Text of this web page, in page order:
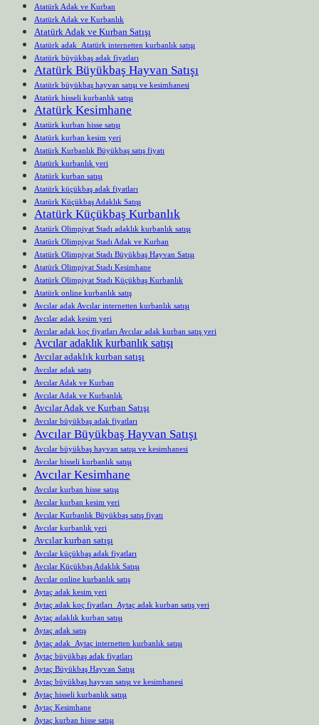
Atatürk Adak ve Kurban
Atatürk Adak ve Kurbanlık
Atatürk Adak ve Kurban Satışı
Atatürk adak Atatürk internetten kurbanlık satışı
Atatürk büyükbaş adak fiyatları
Atatürk Büyükbaş Hayvan Satışı
Atatürk büyükbaş hayvan satışı ve kesimhanesi
Atatürk hisseli kurbanlık satışı
Atatürk Kesimhane
Atatürk kurban hisse satışı
Atatürk kurban kesim yeri
Atatürk Kurbanlık Büyükbaş satış fiyatı
Atatürk kurbanlık yeri
Atatürk kurban satışı
Atatürk küçükbaş adak fiyatları
Atatürk Küçükbaş Adaklık Satışı
Atatürk Küçükbaş Kurbanlık
Atatürk Olimpiyat Stadı adaklık kurbanlık satışı
Atatürk Olimpiyat Stadı Adak ve Kurban
Atatürk Olimpiyat Stadı Büyükbaş Hayvan Satışı
Atatürk Olimpiyat Stadı Kesimhane
Atatürk Olimpiyat Stadı Küçükbaş Kurbanlık
Atatürk online kurbanlık satış
Avcılar adak Avcılar internetten kurbanlık satışı
Avcılar adak kesim yeri
Avcılar adak koç fiyatları Avcılar adak kurban satış yeri
Avcılar adaklık kurbanlık satışı
Avcılar adaklık kurban satışı
Avcılar adak satış
Avcılar Adak ve Kurban
Avcılar Adak ve Kurbanlık
Avcılar Adak ve Kurban Satışı
Avcılar büyükbaş adak fiyatları
Avcılar Büyükbaş Hayvan Satışı
Avcılar büyükbaş hayvan satışı ve kesimhanesi
Avcılar hisseli kurbanlık satışı
Avcılar Kesimhane
Avcılar kurban hisse satışı
Avcılar kurban kesim yeri
Avcılar Kurbanlık Büyükbaş satış fiyatı
Avcılar kurbanlık yeri
Avcılar kurban satışı
Avcılar küçükbaş adak fiyatları
Avcılar Küçükbaş Adaklık Satışı
Avcılar online kurbanlık satış
Aytaç adak kesim yeri
Aytaç adak koç fiyatları Aytaç adak kurban satış yeri
Aytaç adaklık kurban satışı
Aytaç adak satış
Aytaç adak Aytaç internetten kurbanlık satışı
Aytaç büyükbaş adak fiyatları
Aytaç Büyükbaş Hayvan Satışı
Aytaç büyükbaş hayvan satışı ve kesimhanesi
Aytaç hisseli kurbanlık satışı
Aytaç Kesimhane
Aytaç kurban hisse satışı